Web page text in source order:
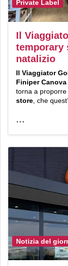
Private Label
Il
temporary
natalizio
Il Viaggiator
Finiper Canova
torna a
store , che
...
Notizia del